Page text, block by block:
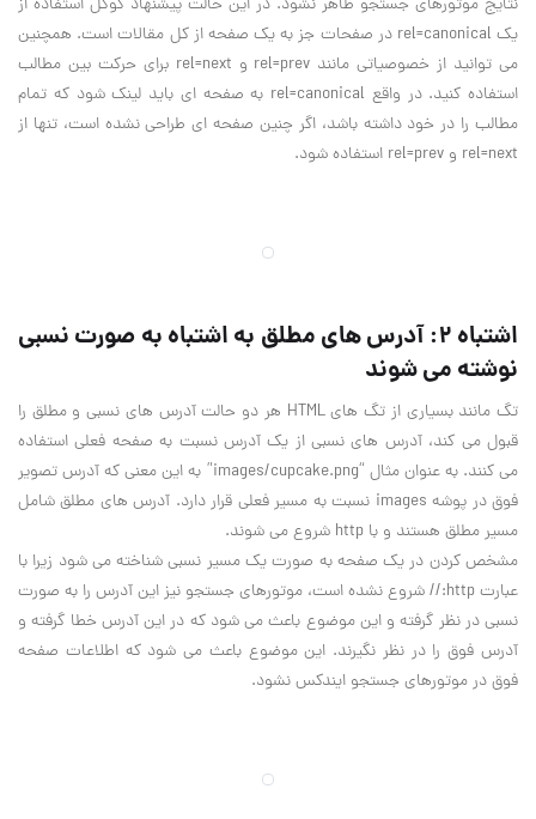
نتایج موتورهای جستجو ظاهر نشود. در این حالت پیشنهاد گوگل استفاده از
یک rel=canonical در صفحات جز به یک صفحه از کل مقالات است. همچنین
می توانید از خصوصیاتی مانند rel=prev و rel=next برای حرکت بین مطالب
استفاده کنید. در واقع rel=canonical به صفحه ای باید لینک شود که تمام
مطالب را در خود داشته باشد، اگر چنین صفحه ای طراحی نشده است، تنها از
rel=next و rel=prev استفاده شود.
اشتباه 2: آدرس های مطلق به اشتباه به صورت نسبی
نوشته می شوند
تگ مانند بسیاری از تگ های HTML هر دو حالت آدرس های نسبی و مطلق را
قبول می کند، آدرس های نسبی از یک آدرس نسبت به صفحه فعلی استفاده
می کنند. به عنوان مثال “images/cupcake.png” به این معنی که آدرس تصویر
فوق در پوشه images نسبت به مسیر فعلی قرار دارد. آدرس های مطلق شامل
مسیر مطلق هستند و با http شروع می شوند.
مشخص کردن در یک صفحه به صورت یک مسیر نسبی شناخته می شود زیرا با
عبارت http:// شروع نشده است، موتورهای جستجو نیز این آدرس را به صورت
نسبی در نظر گرفته و این موضوع باعث می شود که در این آدرس خطا گرفته و
آدرس فوق را در نظر نگیرند. این موضوع باعث می شود که اطلاعات صفحه
فوق در موتورهای جستجو ایندکس نشود.